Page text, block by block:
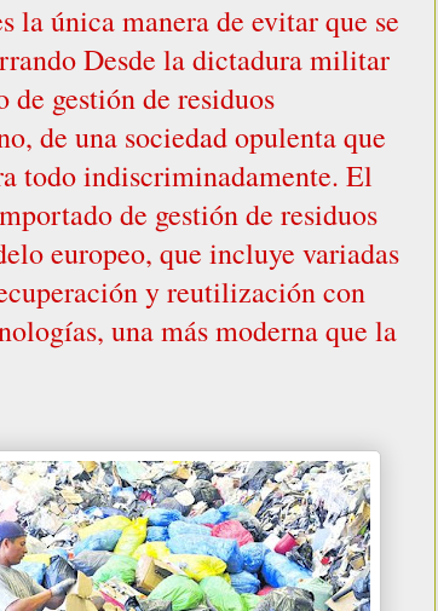
la única manera de evitar que se
Desde la dictadura militar
de gestión de residuos
de una sociedad opulenta que
todo indiscriminadamente. El
de gestión de residuos
europeo, que incluye variadas
y reutilización con
una más moderna que la